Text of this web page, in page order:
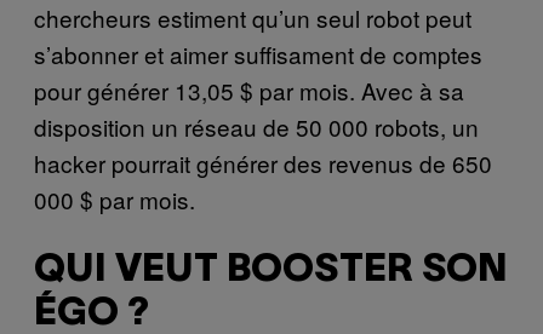
chercheurs estiment qu’un seul robot peut
s’abonner et aimer suffisament de comptes
pour générer 13,05 $ par mois. Avec à sa
disposition un réseau de 50 000 robots, un
hacker pourrait générer des revenus de 650
000 $ par mois.
QUI VEUT BOOSTER SON
ÉGO ?